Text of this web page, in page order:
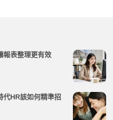
報表整理更有效
代HR該如何精準招